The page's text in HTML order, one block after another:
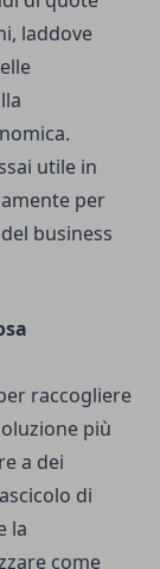
laddove
utile in
per
business
raccogliere
più
a dei
di
la
come